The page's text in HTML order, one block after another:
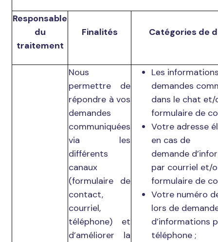
Responsable
du
traitement
Finalités Catégories de
Nous
permettre de
répondre à vos
demandes
communiquées
via les
différents
canaux
(formulaire de
contact,
courriel,
téléphone) et
d’améliorer la
Les
demandes
dans le chat et/
formulaire de
Votre adresse
en cas de
demande
par courriel et/
formulaire de
Votre numéro
lors de
d’informations
téléphone ;